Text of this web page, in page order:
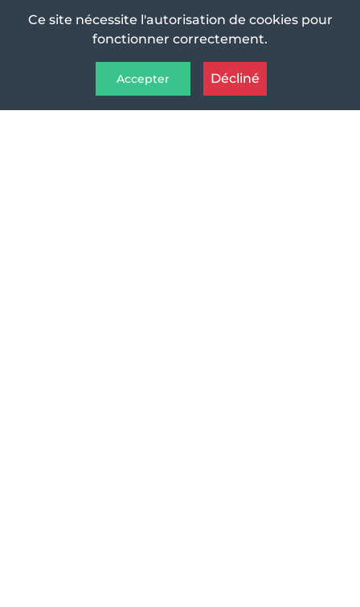
Ce site nécessite l'autorisation de cookies pour
fonctionner correctement.
Accepter Décliné